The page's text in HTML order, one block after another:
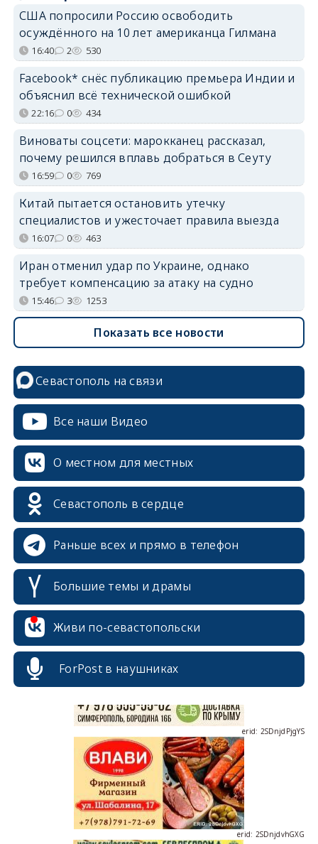
США попросили Россию освободить
осуждённого на 10 лет американца Гилмана
16:40 2 530
Facebook* снёс публикацию премьера Индии и
объяснил всё технической ошибкой
22:16 0 434
Виноваты соцсети: марокканец рассказал,
почему решился вплавь добраться в Сеуту
16:59 0 769
Китай пытается остановить утечку
специалистов и ужесточает правила выезда
16:07 0 463
Иран отменил удар по Украине, однако
требует компенсацию за атаку на судно
15:46 3 1253
Показать все новости
Севастополь на связи
Все наши Видео
О местном для местных
Севастополь в сердце
Раньше всех и прямо в телефон
Большие темы и драмы
Живи по-севастопольски
ForPost в наушниках
erid: 2SDnjcrDNw6
erid: 2SDnjdPjgYS
erid: 2SDnjdvhGXG